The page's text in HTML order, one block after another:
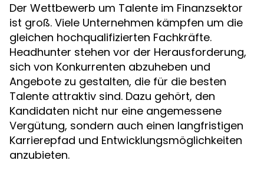
Der Wettbewerb um Talente im Finanzsektor
ist groß. Viele Unternehmen kämpfen um die
gleichen hochqualifizierten Fachkräfte.
Headhunter stehen vor der Herausforderung,
sich von Konkurrenten abzuheben und
Angebote zu gestalten, die für die besten
Talente attraktiv sind. Dazu gehört, den
Kandidaten nicht nur eine angemessene
Vergütung, sondern auch einen langfristigen
Karrierepfad und Entwicklungsmöglichkeiten
anzubieten.